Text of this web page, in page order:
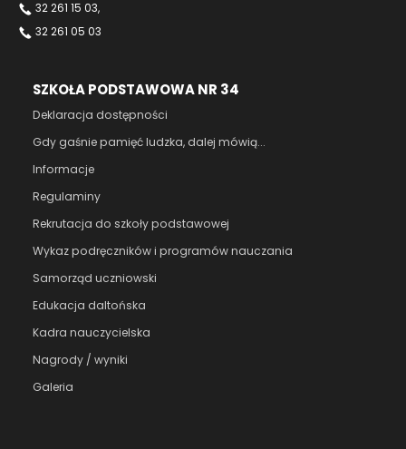
32 261 15 03,
32 261 05 03
SZKOŁA PODSTAWOWA NR 34
Deklaracja dostępności
Gdy gaśnie pamięć ludzka, dalej mówią...
Informacje
Regulaminy
Rekrutacja do szkoły podstawowej
Wykaz podręczników i programów nauczania
Samorząd uczniowski
Edukacja daltońska
Kadra nauczycielska
Nagrody / wyniki
Galeria